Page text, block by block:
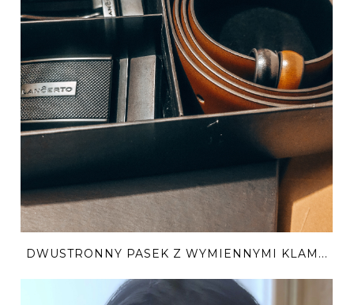
DWUSTRONNY PASEK Z WYMIENNYMI KLAM...